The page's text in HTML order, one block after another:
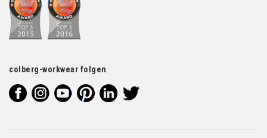
colberg-workwear folgen